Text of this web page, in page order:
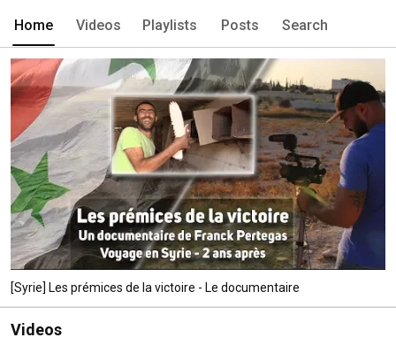
Home Videos Playlists Posts Search
[Syrie] Les prémices de la victoire - Le documentaire
Videos